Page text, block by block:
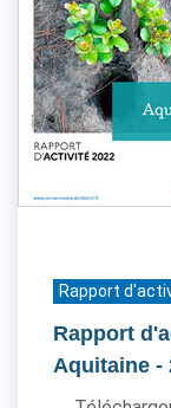
Rapport
Rapport
Aquitaine -